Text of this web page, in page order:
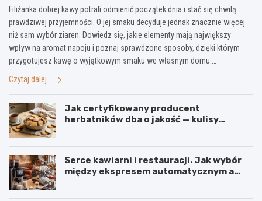
Filiżanka dobrej kawy potrafi odmienić początek dnia i stać się chwilą
prawdziwej przyjemności. O jej smaku decyduje jednak znacznie więcej
niż sam wybór ziaren. Dowiedz się, jakie elementy mają największy
wpływ na aromat napoju i poznaj sprawdzone sposoby, dzięki którym
przygotujesz kawę o wyjątkowym smaku we własnym domu.…
Czytaj dalej
Jak certyfikowany producent
herbatników dba o jakość — kulisy
Serce kawiarni i restauracji. Jak wybór
między ekspresem automatycznym a